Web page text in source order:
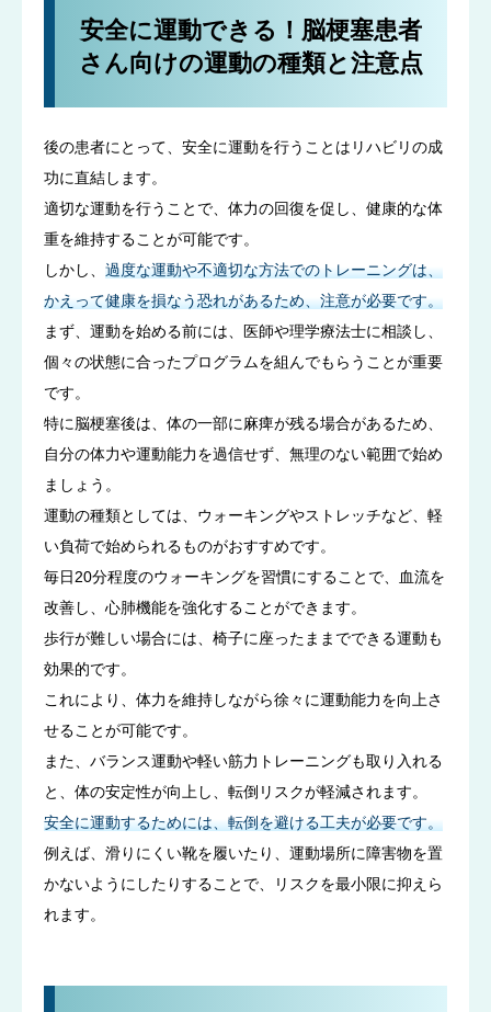
安全に運動できる！脳梗塞患者
さん向けの運動の種類と注意点
後の患者にとって、安全に運動を行うことはリハビリの成
功に直結します。
適切な運動を行うことで、体力の回復を促し、健康的な体
重を維持することが可能です。
しかし、 過度な運動や不適切な方法でのトレーニングは、
かえって健康を損なう恐れがあるため、注意が必要です。
まず、運動を始める前には、医師や理学療法士に相談し、
個々の状態に合ったプログラムを組んでもらうことが重要
です。
特に脳梗塞後は、体の一部に麻痺が残る場合があるため、
自分の体力や運動能力を過信せず、無理のない範囲で始め
ましょう。
運動の種類としては、ウォーキングやストレッチなど、軽
い負荷で始められるものがおすすめです。
毎日20分程度のウォーキングを習慣にすることで、血流を
改善し、心肺機能を強化することができます。
歩行が難しい場合には、椅子に座ったままでできる運動も
効果的です。
これにより、体力を維持しながら徐々に運動能力を向上さ
せることが可能です。
また、バランス運動や軽い筋力トレーニングも取り入れる
と、体の安定性が向上し、転倒リスクが軽減されます。
安全に運動するためには、転倒を避ける工夫が必要です。
例えば、滑りにくい靴を履いたり、運動場所に障害物を置
かないようにしたりすることで、リスクを最小限に抑えら
れます。